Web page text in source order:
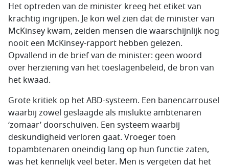
Het optreden van de minister kreeg het etiket van
krachtig ingrijpen. Je kon wel zien dat de minister van
McKinsey kwam, zeiden mensen die waarschijnlijk nog
nooit een McKinsey-rapport hebben gelezen.
Opvallend in de brief van de minister: geen woord
over herziening van het toeslagenbeleid, de bron van
het kwaad.
Grote kritiek op het ABD-systeem. Een banencarrousel
waarbij zowel geslaagde als mislukte ambtenaren
‘zomaar’ doorschuiven. Een systeem waarbij
deskundigheid verloren gaat. Vroeger toen
topambtenaren oneindig lang op hun functie zaten,
was het kennelijk veel beter. Men is vergeten dat het